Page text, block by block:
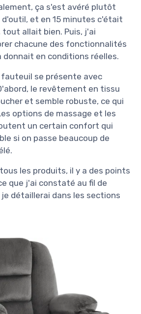
ça s'est avéré plutôt
d'outil, et en 15 minutes c'était
allait bien. Puis, j'ai
chacune des fonctionnalités
donnait en conditions réelles.
se présente avec
le revêtement en tissu
et semble robuste, ce qui
options de massage et les
un certain confort qui
si on passe beaucoup de
les produits, il y a des points
que j'ai constaté au fil de
détaillerai dans les sections